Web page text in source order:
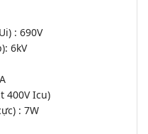
: 690V
6kV
400V Icu)
: 7W